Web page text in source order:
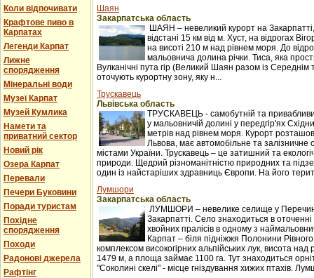
Коли відпочивати
Крафтове пиво в
Карпатах
Легенди Карпат
Лижне
спорядження
Мінеральні води
Музеї Карпат
Музей Кумлика
Намети та
приватний сектор
Новий рік
Озера Карпат
Перевали
Печери Буковини
Поради туристам
Похідне
спорядження
Походи
Радонові джерела
Рафтінг
Шаян
Закарпатська область
ШАЯН – невеликий курорт на
відстані 15 км від м. Хуст, на відрогах
на висоті 210 м над рівнем моря. До
мальовнича долина річки. Тиса, яка
Вулканічні пута гір (Великий Шаян разом із
оточують курортну зону, яку н...
Трускавець
Львівська область
ТРУСКАВЕЦЬ - самобутній та
у мальовничій долині у передгір'ях
метрів над рівнем моря. Курорт
Львова, має автомобільне та залізничне
містами України. Трускавець – це затишний та
природи. Щедрий різноманітністю природних та
один із найстаріших здравниць Європи. На його
Лумшори
Закарпатська область
ЛУМШОРИ – невелике селище у
Закарпатті. Село знаходиться в оточенні
хвойних пралісів в одному з
Карпат – біля підніжжя Полонини
комплексом високогірних альпійських лук, висота над
1479 м, а площа займає 1100 га. Тут знаходиться
"Соколині скелі" - місце гніздування хижих птахів.